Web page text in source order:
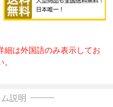
細は外国語のみ表示してお
説明